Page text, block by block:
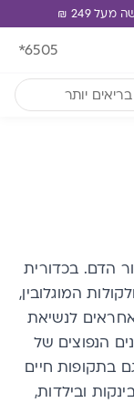
*6505
הדם. בכדורית
כ־270 מיליון מולקולות המוגלובין,
לנשיאת
הנפוצים של
בתקופות חיים
ובילדות,